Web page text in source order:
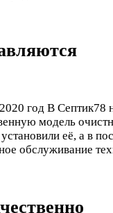
год В Септик78
модель
её, а в
обслуживание